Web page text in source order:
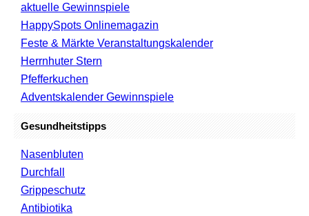
aktuelle Gewinnspiele
HappySpots Onlinemagazin
Feste & Märkte Veranstaltungskalender
Herrnhuter Stern
Pfefferkuchen
Adventskalender Gewinnspiele
Gesundheitstipps
Nasenbluten
Durchfall
Grippeschutz
Antibiotika